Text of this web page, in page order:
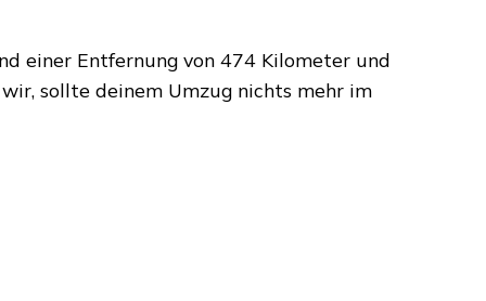
einer Entfernung von 474 Kilometerund
sollte deinem Umzug nichts mehr im